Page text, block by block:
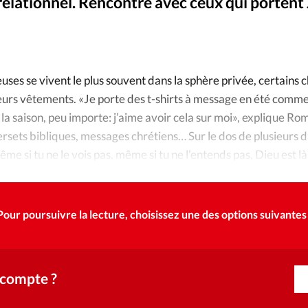
La
Mon
se vivent le plus souvent dans la sphère privée, certains
vêtements. «Je porte des t-shirts à message en été
saison, peu importe: j’aime avoir cela sur moi», explique
bibliques, messages chrétiens… Sur le dos de plusieurs
si tu ne le vois pas, même si tu ne l’entends pas, Dieu est
poursuivre la lecture, choisissez une des options suivantes
?